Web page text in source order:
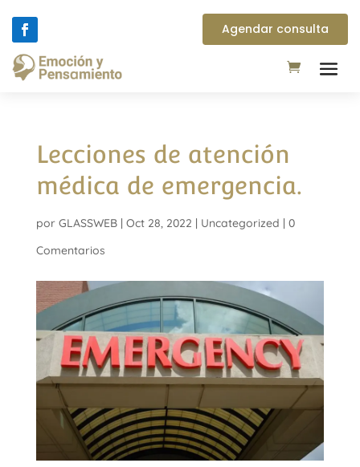
Agendar consulta
Lecciones de atención
médica de emergencia.
por GLASSWEB| Oct 28, 2022 | Uncategorized | 0
Comentarios